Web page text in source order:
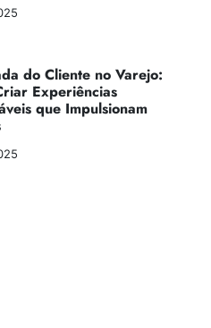
do Cliente no Varejo:
Experiências
que Impulsionam